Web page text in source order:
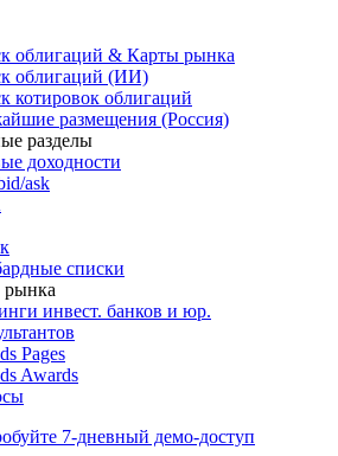
облигаций & Карты рынка
облигаций (ИИ)
котировок облигаций
размещения (Россия)
разделы
доходности
ask
списки
рынка
инвест. банков и юр.
Pages
Awards
7-дневный демо-доступ